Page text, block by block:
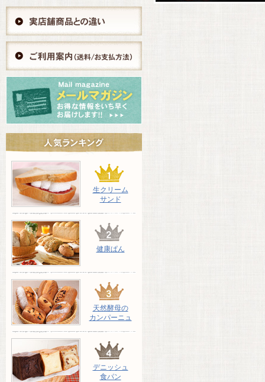
生クリーム
サンド
健康ぱん
天然酵母の
カンパーニュ
デニッシュ
食パン